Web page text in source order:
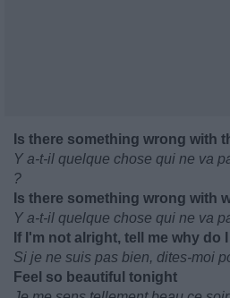
Is there something wrong with
Y a-t-il quelque chose qui ne va
?
Is there something wrong with
Y a-t-il quelque chose qui ne va
If I'm not alright, tell me why do I
Si je ne suis pas bien, dites-moi
Feel so beautiful tonight